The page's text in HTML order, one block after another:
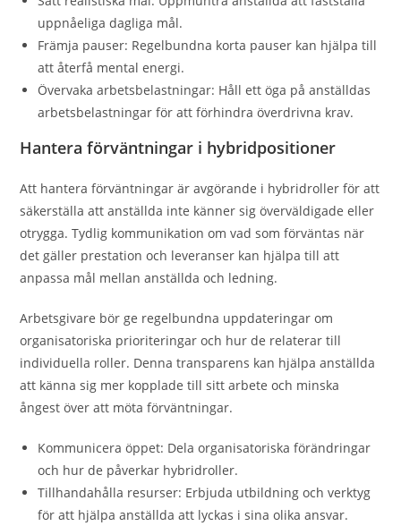
uppnåeliga dagliga mål.
Främja pauser: Regelbundna korta pauser kan hjälpa till
att återfå mental energi.
Övervaka arbetsbelastningar: Håll ett öga på anställdas
arbetsbelastningar för att förhindra överdrivna krav.
Hantera förväntningar i hybridpositioner
Att hantera förväntningar är avgörande i hybridroller för att
säkerställa att anställda inte känner sig överväldigade eller
otrygga. Tydlig kommunikation om vad som förväntas när
det gäller prestation och leveranser kan hjälpa till att
anpassa mål mellan anställda och ledning.
Arbetsgivare bör ge regelbundna uppdateringar om
organisatoriska prioriteringar och hur de relaterar till
individuella roller. Denna transparens kan hjälpa anställda
att känna sig mer kopplade till sitt arbete och minska
ångest över att möta förväntningar.
Kommunicera öppet: Dela organisatoriska förändringar
och hur de påverkar hybridroller.
Tillhandahålla resurser: Erbjuda utbildning och verktyg
för att hjälpa anställda att lyckas i sina olika ansvar.